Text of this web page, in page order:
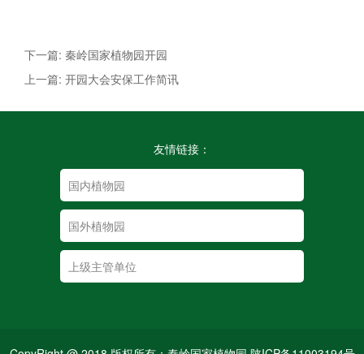
下一篇: 秦岭国家植物园开园
上一篇: 开园大会安保工作简讯
友情链接：